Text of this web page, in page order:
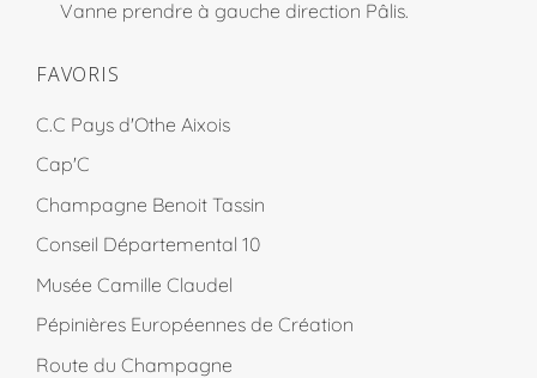
Vanne prendre à gauche direction Pâlis.
FAVORIS
C.C Pays d'Othe Aixois
Cap'C
Champagne Benoit Tassin
Conseil Départemental 10
Musée Camille Claudel
Pépinières Européennes de Création
Route du Champagne